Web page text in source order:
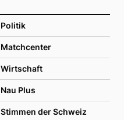
Politik
Matchcenter
Wirtschaft
Nau Plus
Stimmen der Schweiz